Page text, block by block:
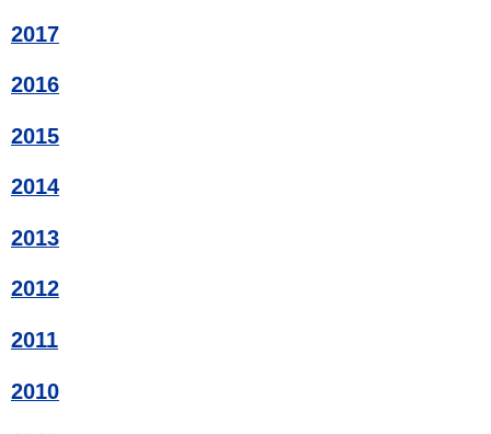
2017
2016
2015
2014
2013
2012
2011
2010